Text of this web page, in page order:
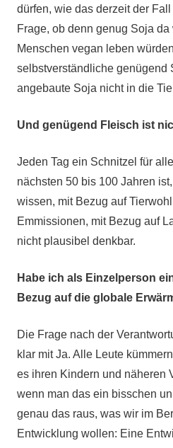
dürfen, wie das derzeit der
Frage, ob denn genug Soja
Menschen vegan leben
selbstverständliche genügend
angebaute Soja nicht in die
Und genügend Fleisch ist
Jeden Tag ein Schnitzel für
nächsten 50 bis 100 Jahren
wissen, mit Bezug auf
Emmissionen, mit Bezug auf
nicht plausibel denkbar.
Habe ich als Einzelperson
Bezug auf die globale
Die Frage nach der
klar mit Ja. Alle Leute
es ihren Kindern und näheren
wenn man das ein bisschen
genau das raus, was wir im
Entwicklung wollen: Eine